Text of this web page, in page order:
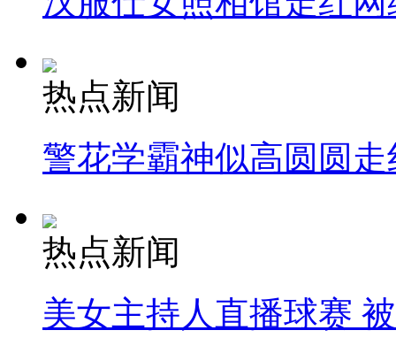
热点新闻
警花学霸神似高圆圆走
热点新闻
美女主持人直播球赛